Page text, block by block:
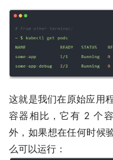
这就是我们在原始应用
容器相比，它有 2 个
外，如果想在任何时候
么可以运行：